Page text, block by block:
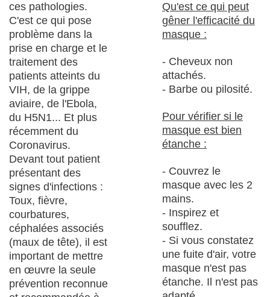
ces pathologies.
C'est ce qui pose
problème dans la
prise en charge et le
traitement des
patients atteints du
VIH, de la grippe
aviaire, de l'Ebola,
du H5N1... Et plus
récemment du
Coronavirus.
Devant tout patient
présentant des
signes d'infections :
Toux, fièvre,
courbatures,
céphalées associés
(maux de tête), il est
important de mettre
en œuvre la seule
prévention reconnue
Qu'est ce qui peut
gêner l'efficacité du
masque :
- Cheveux non
attachés.
- Barbe ou pilosité.
Pour vérifier si le
masque est bien
étanche :
- Couvrez le
masque avec les 2
mains.
- Inspirez et
soufflez.
- Si vous constatez
une fuite d'air, votre
masque n'est pas
étanche. Il n'est pas